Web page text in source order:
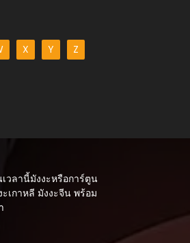
X Y Z
วลานี้มังงะหรือการ์ตูน
เกาหลี มังงะจีน พร้อม